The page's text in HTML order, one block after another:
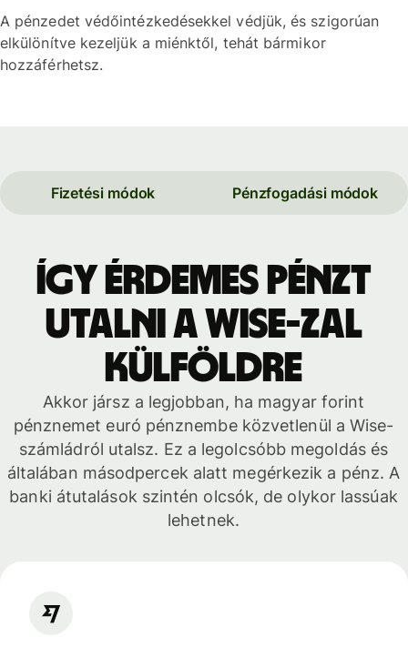
A pénzedet védőintézkedésekkel védjük, és szigorúan
elkülönítve kezeljük a miénktől, tehát bármikor
hozzáférhetsz.
Fizetési módok Pénzfogadási módok
Így érdemes pénzt
utalni a Wise-zal
külföldre
Akkor jársz a legjobban, ha magyar forint
pénznemet euró pénznembe közvetlenül a Wise-
számládról utalsz. Ez a legolcsóbb megoldás és
általában másodpercek alatt megérkezik a pénz. A
banki átutalások szintén olcsók, de olykor lassúak
lehetnek.